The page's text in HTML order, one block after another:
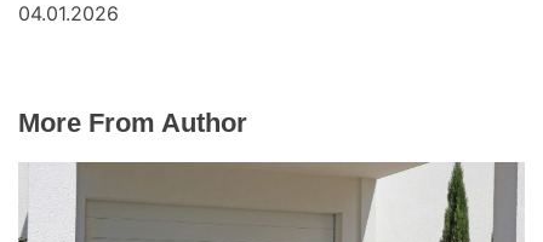
04.01.2026
More From Author